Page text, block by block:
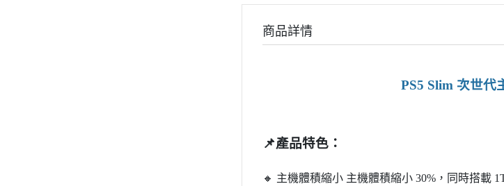
商品詳情
PS5 Slim 次世代
📌產品特色：
🔸 主機體積縮小 主機體積縮小 30%，同時搭載